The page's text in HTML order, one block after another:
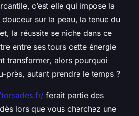
c’est elle qui impose la
sur la peau, la tenue du
la réussite se niche dans ce
entre ses tours cette énergie
transformer, alors pourquoi
près, autant prendre le temps ?
ferait partie des
lors que vous cherchez une